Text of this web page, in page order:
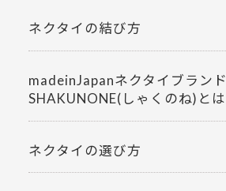
ネクタイの結び方
madeinJapanネクタイブランド
SHAKUNONE(しゃくのね)とは
ネクタイの選び方